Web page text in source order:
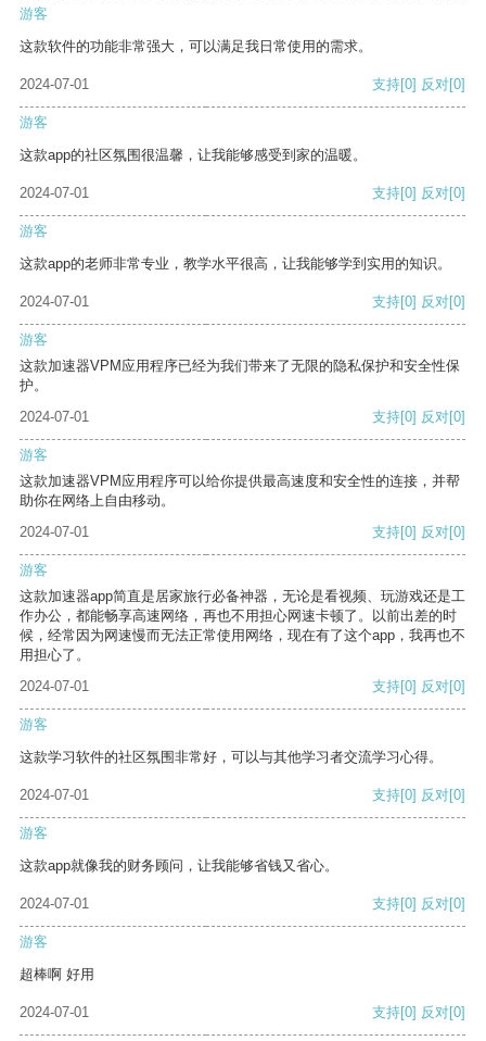
游客
这款软件的功能非常强大，可以满足我日常使用的需求。
2024-07-01 支持[0] 反对[0]
游客
这款app的社区氛围很温馨，让我能够感受到家的温暖。
2024-07-01 支持[0] 反对[0]
游客
这款app的老师非常专业，教学水平很高，让我能够学到实用的知识。
2024-07-01 支持[0] 反对[0]
游客
这款加速器VPM应用程序已经为我们带来了无限的隐私保护和安全性保
护。
2024-07-01
支持[0] 反对[0]
游客
这款加速器VPM应用程序可以给你提供最高速度和安全性的连接，并帮
助你在网络上自由移动。
2024-07-01
支持[0] 反对[0]
游客
这款加速器app简直是居家旅行必备神器，无论是看视频、玩游戏还是工
作办公，都能畅享高速网络，再也不用担心网速卡顿了。以前出差的时
候，经常因为网速慢而无法正常使用网络，现在有了这个app，我再也不
用担心了。
2024-07-01
支持[0] 反对[0]
游客
这款学习软件的社区氛围非常好，可以与其他学习者交流学习心得。
2024-07-01 支持[0] 反对[0]
游客
这款app就像我的财务顾问，让我能够省钱又省心。
2024-07-01 支持[0] 反对[0]
游客
超棒啊 好用
2024-07-01 支持[0] 反对[0]